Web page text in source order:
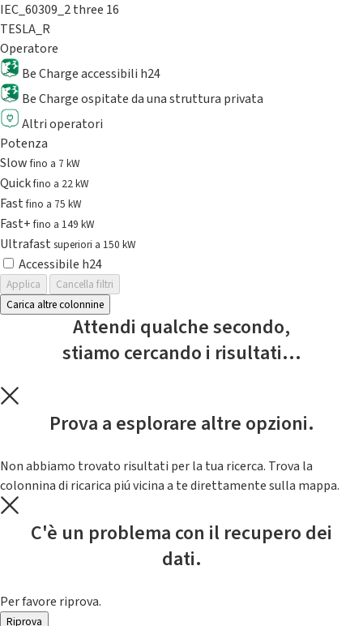
IEC_60309_2 three 16
TESLA_R
Operatore
Be Charge accessibili h24
Be Charge ospitate da una struttura privata
Altri operatori
Potenza
Slowfino a 7 kW
Quickfino a 22 kW
Fastfino a 75 kW
Fast+fino a 149 kW
Ultrafast superiori a 150 kW
Accessibile h24
Applica
Cancella filtri
Carica altre colonnine
Attendi qualche secondo,
stiamo cercando i risultati...
Prova a esplorare altre opzioni.
Non abbiamo trovato risultati per la tua ricerca. Trova la
colonnina di ricarica piú vicina a te direttamente sulla mappa.
C'è un problema con il recupero dei
dati.
Per favore riprova.
Riprova